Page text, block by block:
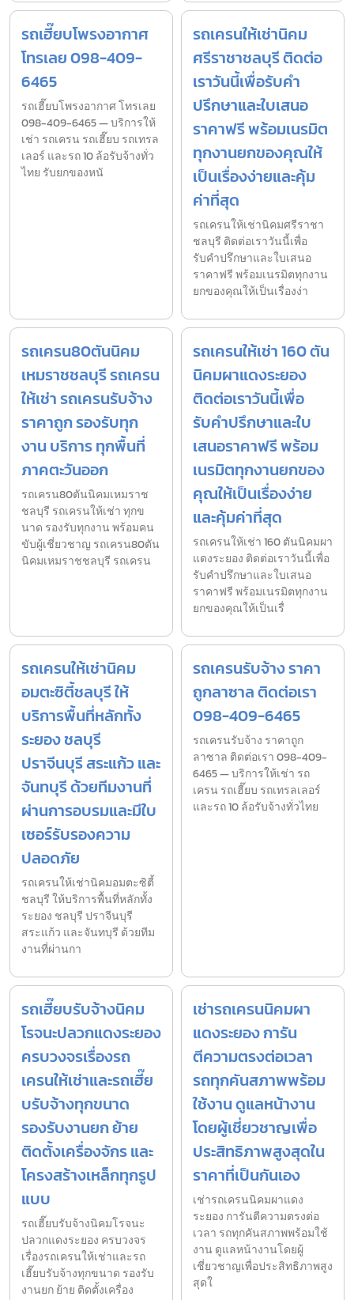
รถเฮี๊ยบโพรงอากาศ
โทรเลย 098-409-
6465
รถเฮี๊ยบโพรงอากาศ โทรเลย
098-409-6465 — บริการให้
เช่า รถเครน รถเฮี๊ยบ รถเทรล
เลอร์ และรถ 10 ล้อรับจ้างทั่ว
ไทย รับยกของหนั
รถเครนให้เช่านิคม
ศรีราชาชลบุรี ติดต่อ
เราวันนี้เพื่อรับคำ
ปรึกษาและใบเสนอ
ราคาฟรี พร้อมเนรมิต
ทุกงานยกของคุณให้
เป็นเรื่องง่ายและคุ้ม
ค่าที่สุด
รถเครนให้เช่านิคมศรีราชา
ชลบุรี ติดต่อเราวันนี้เพื่อ
รับคำปรึกษาและใบเสนอ
ราคาฟรี พร้อมเนรมิตทุกงาน
ยกของคุณให้เป็นเรื่องง่า
รถเครน80ตันนิคม
เหมราชชลบุรี รถเครน
ให้เช่า รถเครนรับจ้าง
ราคาถูก รองรับทุก
งาน บริการ ทุกพื้นที่
ภาคตะวันออก
รถเครน80ตันนิคมเหมราช
ชลบุรี รถเครนให้เช่า ทุกข
นาด รองรับทุกงาน พร้อมคน
ขับผู้เชี่ยวชาญ รถเครน80ตัน
นิคมเหมราชชลบุรี รถเครน
รถเครนให้เช่า 160 ตัน
นิคมผาแดงระยอง
ติดต่อเราวันนี้เพื่อ
รับคำปรึกษาและใบ
เสนอราคาฟรี พร้อม
เนรมิตทุกงานยกของ
คุณให้เป็นเรื่องง่าย
และคุ้มค่าที่สุด
รถเครนให้เช่า 160 ตันนิคมผา
แดงระยอง ติดต่อเราวันนี้เพื่อ
รับคำปรึกษาและใบเสนอ
ราคาฟรี พร้อมเนรมิตทุกงาน
ยกของคุณให้เป็นเรื่
รถเครนให้เช่านิคม
อมตะซิตี้ชลบุรี ให้
บริการพื้นที่หลักทั้ง
ระยอง ชลบุรี
ปราจีนบุรี สระแก้ว และ
จันทบุรี ด้วยทีมงานที่
ผ่านการอบรมและมีใบ
เซอร์รับรองความ
ปลอดภัย
รถเครนให้เช่านิคมอมตะซิตี้
ชลบุรี ให้บริการพื้นที่หลักทั้ง
ระยอง ชลบุรี ปราจีนบุรี
สระแก้ว และจันทบุรี ด้วยทีม
งานที่ผ่านกา
รถเครนรับจ้าง ราคา
ถูกลาซาล ติดต่อเรา
098-409-6465
รถเครนรับจ้าง ราคาถูก
ลาซาล ติดต่อเรา 098-409-
6465 — บริการให้เช่า รถ
เครน รถเฮี๊ยบ รถเทรลเลอร์
และรถ 10 ล้อรับจ้างทั่วไทย
รถเฮี๊ยบรับจ้างนิคม
โรจนะปลวกแดงระยอง
ครบวงจรเรื่องรถ
เครนให้เช่าและรถเฮี๊ย
บรับจ้างทุกขนาด
รองรับงานยก ย้าย
ติดตั้งเครื่องจักร และ
โครงสร้างเหล็กทุกรูป
แบบ
รถเฮี๊ยบรับจ้างนิคมโรจนะ
ปลวกแดงระยอง ครบวงจร
เรื่องรถเครนให้เช่าและรถ
เฮี๊ยบรับจ้างทุกขนาด รองรับ
งานยก ย้าย ติดตั้งเครื่อง
เช่ารถเครนนิคมผา
แดงระยอง การัน
ตีความตรงต่อเวลา
รถทุกคันสภาพพร้อม
ใช้งาน ดูแลหน้างาน
โดยผู้เชี่ยวชาญเพื่อ
ประสิทธิภาพสูงสุดใน
ราคาที่เป็นกันเอง
เช่ารถเครนนิคมผาแดง
ระยอง การันตีความตรงต่อ
เวลา รถทุกคันสภาพพร้อมใช้
งาน ดูแลหน้างานโดยผู้
เชี่ยวชาญเพื่อประสิทธิภาพสูง
สุดใ